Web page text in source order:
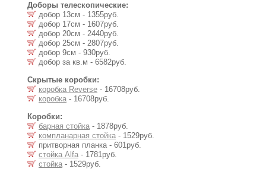
Доборы телескопические:
добор 13см - 1355руб.
добор 17см - 1607руб.
добор 20см - 2440руб.
добор 25см - 2807руб.
добор 9см - 930руб.
добор за кв.м - 6582руб.
Скрытые коробки:
коробка Reverse - 16708руб.
коробка - 16708руб.
Коробки:
барная стойка - 1878руб.
компланарная стойка - 1529руб.
притворная планка - 601руб.
стойка Alfa - 1781руб.
стойка - 1529руб.